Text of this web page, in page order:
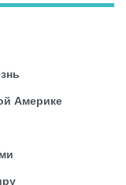
Америке